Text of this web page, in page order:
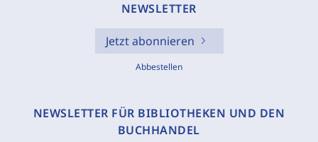
NEWSLETTER
Jetzt abonnieren
Abbestellen
NEWSLETTER FÜR BIBLIOTHEKEN UND DEN
BUCHHANDEL